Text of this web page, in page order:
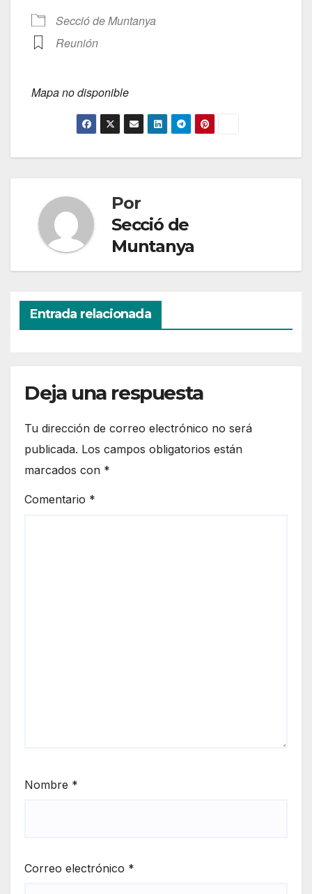
Secció de Muntanya
Reunión
Mapa no disponible
Por
Secció de
Muntanya
Entrada relacionada
Deja una respuesta
Tu dirección de correo electrónico no será
publicada. Los campos obligatorios están
marcados con *
Comentario *
Nombre *
Correo electrónico *